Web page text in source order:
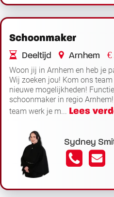
Schoonmaker
Deeltijd Arnhem €
Woon jij in Arnhem en heb je
Wij zoeken jou! Kom ons
nieuwe mogelijkheden!
schoonmaker in regio
team werk je m... Lees
Sydney